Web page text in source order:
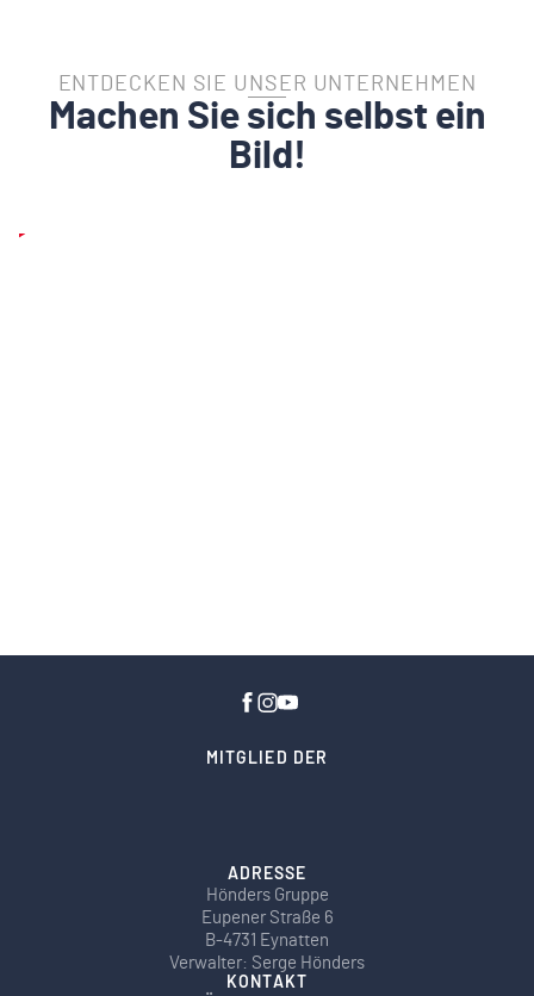
ENTDECKEN SIE UNSER UNTERNEHMEN
Machen Sie sich selbst ein
Bild!
Play
MITGLIED DER
ADRESSE
Hönders Gruppe
Eupener Straße 6
B-4731 Eynatten
Verwalter: Serge Hönders
KONTAKT